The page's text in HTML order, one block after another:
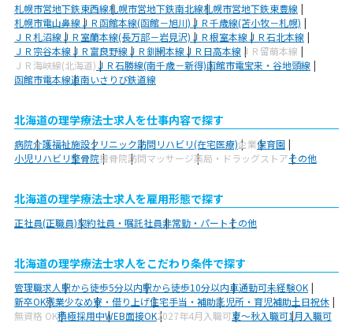
札幌市営地下鉄東西線札幌市営地下鉄南北線札幌市営地下鉄東豊線
札幌市電山鼻線ＪＲ函館本線(函館－旭川)ＪＲ千歳線(苫小牧－札幌)
ＪＲ札沼線ＪＲ室蘭本線(長万部－岩見沢)ＪＲ根室本線ＪＲ石北本線
ＪＲ宗谷本線ＪＲ富良野線ＪＲ釧網本線ＪＲ日高本線 ＪＲ留萌本線
ＪＲ海峡線(北海道)ＪＲ石勝線(南千歳－新得)函館市電宝来・谷地頭線
函館市電本線道南いさりび鉄道線
北海道の理学療法士求人を仕事内容で探す
病院介護福祉施設クリニック訪問リハビリ(在宅医療)企業保育園
小児リハビリ整骨院接骨院訪問マッサージ薬局・ドラッグストアその他
北海道の理学療法士求人を雇用形態で探す
正社員(正職員)契約社員・嘱託社員非常勤・パートその他
北海道の理学療法士求人をこだわり条件で探す
管理職求人駅から徒歩5分以内駅から徒歩10分以内車通勤可未経験OK
新卒OK残業少なめ寮・借り上げ住宅手当・補助託児所・育児補助土日祝休
無資格 OK積極採用中WEB面接OK2027年4月入職可夏～秋入職可1月入職可